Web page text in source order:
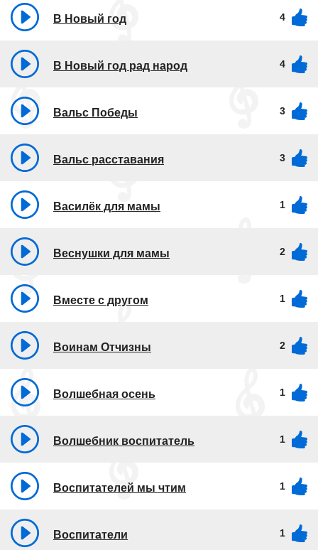
В Новый год 4
В Новый год рад народ 4
Вальс Победы 3
Вальс расставания 3
Василёк для мамы 1
Веснушки для мамы 2
Вместе с другом 1
Воинам Отчизны 2
Волшебная осень 1
Волшебник воспитатель 1
Воспитателей мы чтим 1
Воспитатели 1